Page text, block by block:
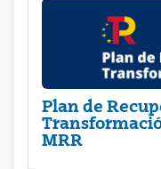
Plan de
MRR